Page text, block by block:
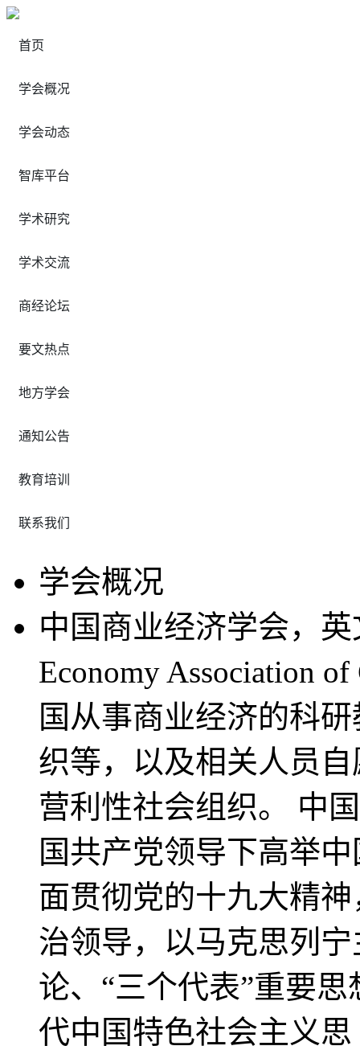
首页
学会概况
学会动态
智库平台
学术研究
学术交流
商经论坛
要文热点
地方学会
通知公告
教育培训
联系我们
学会概况
中国商业经济学会，英
Economy Association
国从事商业经济的科
织等，以及相关人员
营利性社会组织。 中
国共产党领导下高举
面贯彻党的十九大精
治领导，以马克思列
论、“三个代表”重要
代中国特色社会主义思